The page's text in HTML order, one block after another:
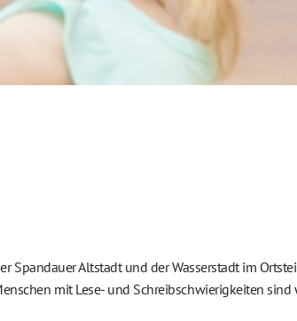
Spandauer Altstadt und der Wasserstadt im
mit Lese- und Schreibschwierigkeiten sind